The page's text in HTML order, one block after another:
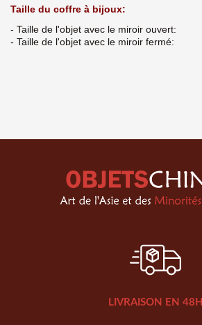
Taille du coffre à bijoux:
- Taille de l'objet avec le miroir ouvert:
- Taille de l'objet avec le miroir fermé:
LIVRAISON EN 48H